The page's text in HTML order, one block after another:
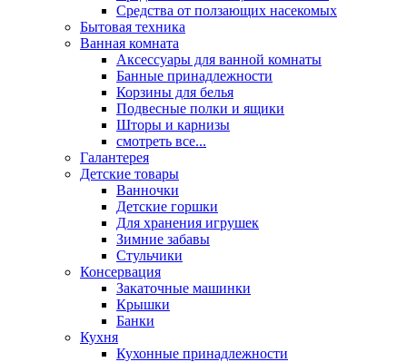
Средства от ползающих насекомых
Бытовая техника
Ванная комната
Аксессуары для ванной комнаты
Банные принадлежности
Корзины для белья
Подвесные полки и ящики
Шторы и карнизы
смотреть все...
Галантерея
Детские товары
Ванночки
Детские горшки
Для хранения игрушек
Зимние забавы
Стульчики
Консервация
Закаточные машинки
Крышки
Банки
Кухня
Кухонные принадлежности